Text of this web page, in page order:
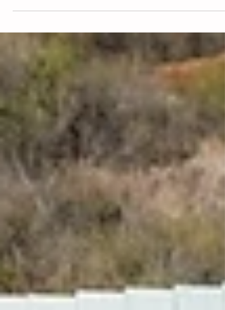
negro el muro fronterizo con México para
elevar la...